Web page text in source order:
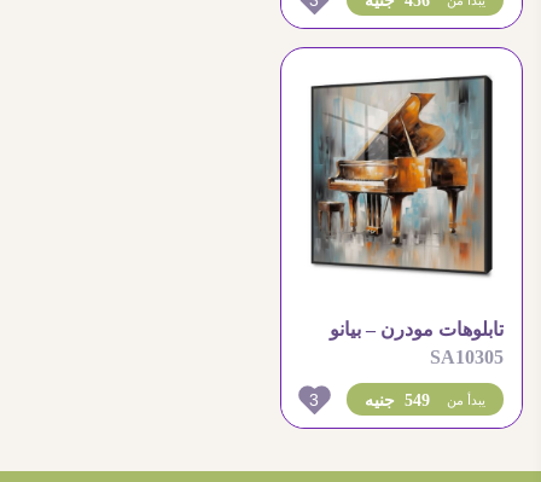
تابلوهات مودرن – بيانو
SA10305
549 جنيه يبدأ من 3